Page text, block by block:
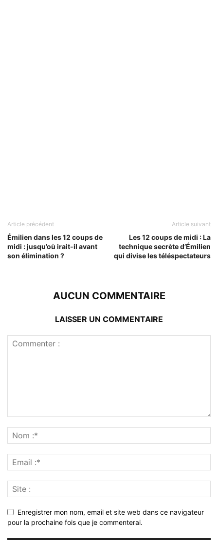
Article précédent
Émilien dans les 12 coups de
midi : jusqu’où irait-il avant
son élimination ?
Article suivant
Les 12 coups de midi : La
technique secrète d’Émilien
qui divise les téléspectateurs
AUCUN COMMENTAIRE
LAISSER UN COMMENTAIRE
Enregistrer mon nom, email et site web dans ce navigateur
pour la prochaine fois que je commenterai.